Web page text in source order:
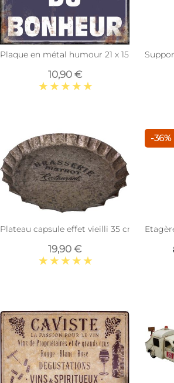
Plaque en métal humour 21 x 15 cm
10,90 €
Plateau capsule effet vieilli 35 cm
19,90 €
-36%